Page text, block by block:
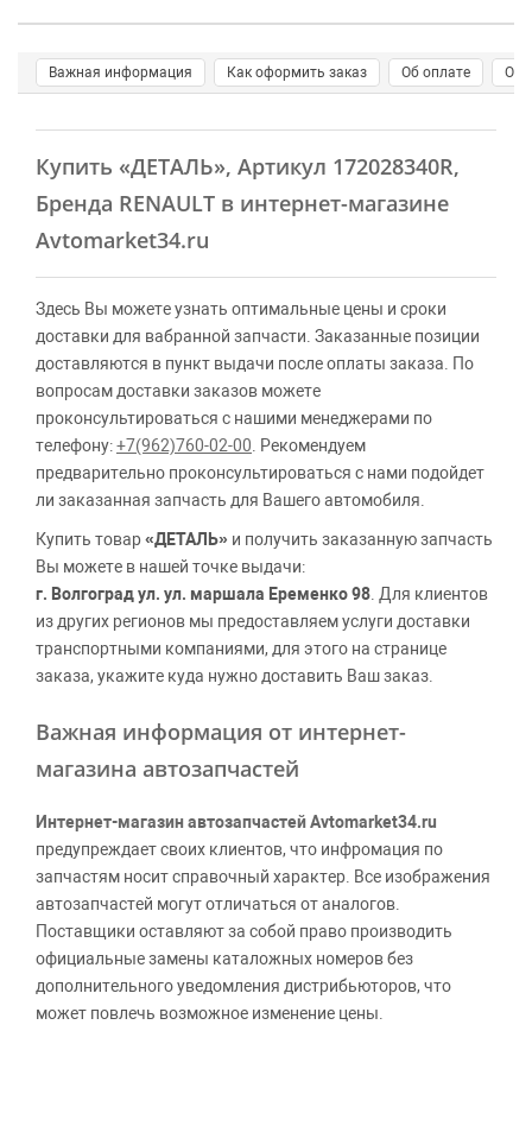
Важная информация Как оформить заказ Об оплате О
Купить «ДЕТАЛЬ», Артикул 172028340R,
Бренда RENAULT в интернет-магазине
Avtomarket34.ru
Здесь Вы можете узнать оптимальные цены и сроки
доставки для вабранной запчасти. Заказанные позиции
доставляются в пункт выдачи после оплаты заказа. По
вопросам доставки заказов можете
проконсультироваться с нашими менеджерами по
телефону:+7(962)760-02-00 . Рекомендуем
предварительно проконсультироваться с нами подойдет
ли заказанная запчасть для Вашего автомобиля.
Купить товар«ДЕТАЛЬ» и получить заказанную запчасть
Вы можете в нашей точке выдачи:
г. Волгоград ул. ул. маршала Еременко 98 . Для клиентов
из других регионов мы предоставляем услуги доставки
транспортными компаниями, для этого на странице
заказа, укажите куда нужно доставить Ваш заказ.
Важная информация от интернет-
магазина автозапчастей
Интернет-магазин автозапчастей Avtomarket34.ru
предупреждает своих клиентов, что инфромация по
запчастям носит справочный характер. Все изображения
автозапчастей могут отличаться от аналогов.
Поставщики оставляют за собой право производить
официальные замены каталожных номеров без
дополнительного уведомления дистрибьюторов, что
может повлечь возможное изменение цены.